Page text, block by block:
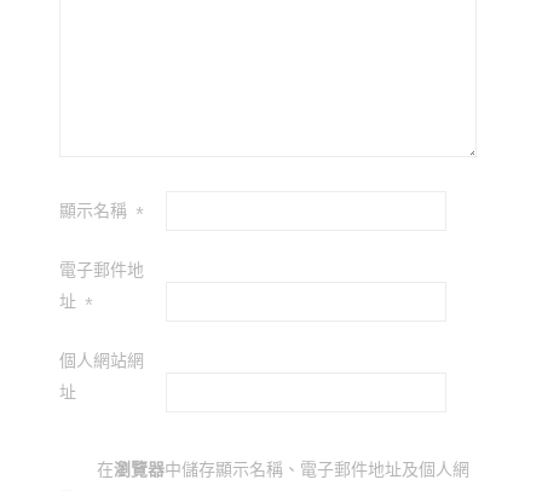
顯示名稱 *
電子郵件地
址 *
個人網站網
址
在瀏覽器中儲存顯示名稱、電子郵件地址及個人網